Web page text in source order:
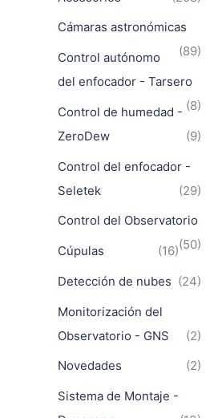
Cámaras astronómicas
(89)
Control autónomo
del enfocador - Tarsero
(8)
Control de humedad -
ZeroDew
(9)
Control del enfocador -
Seletek
(29)
Control del Observatorio
(50)
Cúpulas
(16)
Detección de nubes (24)
Monitorización del
Observatorio - GNS
(2)
Novedades
(2)
Sistema de Montaje -